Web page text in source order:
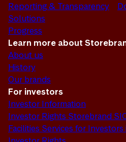
Reporting & Transparency
Solutions
Progress
Learn more about
About us
History
Our brands
For investors
Investor Information
Investor Rights Storebrand
Facilities Services for